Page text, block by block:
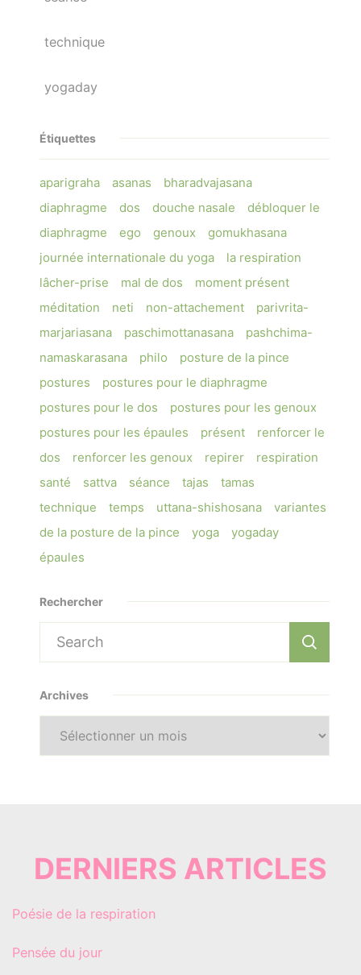
technique
yogaday
Étiquettes
aparigraha asanas
bharadvajasana
diaphragme
dos douche nasale
débloquer le
diaphragme
ego genoux
gomukhasana
journée internationale du yoga
la respiration
lâcher-prise
mal de dos
moment présent
méditation
neti non-attachement
parivrita-
marjariasana
paschimottanasana
pashchima-
namaskarasana
philo
posture de la pince
postures
postures pour le diaphragme
postures pour le dos
postures pour les genoux
postures pour les épaules
présent
renforcer le
dos
renforcer les genoux repirer
respiration
santé
sattva séance tajas
tamas
technique
temps uttana-shishosana
variantes
de la posture de la pince
yoga
yogaday
épaules
Rechercher
Search
for:
Archives
Archives
DERNIERS ARTICLES
Poésie de la respiration
Pensée du jour